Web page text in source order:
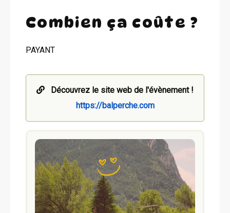
Combien ça coûte ?
PAYANT
Découvrez le site web de l'évènement !
https://balperche.com